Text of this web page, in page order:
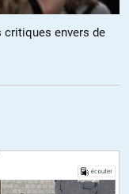
une « petite »bêtise par
suscité sa théorie
a moralisé les
impérialiste cette
des
serbe.
mort en 2006
critiques envers de